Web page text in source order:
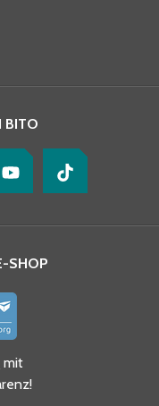
gelesen
BITO
SHOP
mit